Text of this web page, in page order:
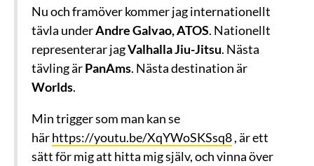
Nu och framöver kommer jag internationellt
tävla underAndre Galvao, ATOS. Nationellt
representerar jagValhalla Jiu-Jitsu. Nästa
tävling ärPanAms. Nästa destination är
Worlds.
Min trigger som man kan se
härhttps://youtu.be/XqYWoSKSsq8, är ett
sätt för mig att hitta mig själv, och vinna över